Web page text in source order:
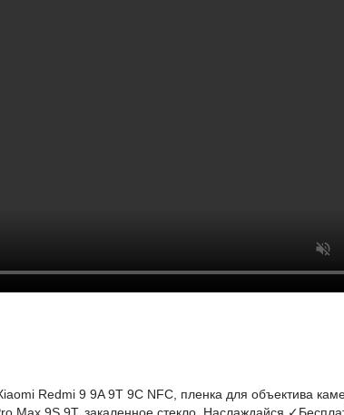
Redmi 9 9A 9T 9C NFC, пленка для объектива